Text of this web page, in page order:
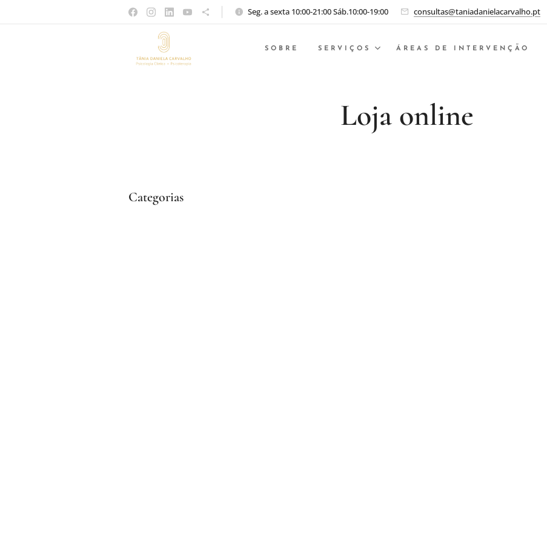
Seg. a sexta 10:00-21:00 Sáb.10:00-19:00 consultas@taniadanielacarvalho.pt
SOBRE SERVIÇOS ÁREAS DE INTERVENÇÃO
Loja online
Categorias